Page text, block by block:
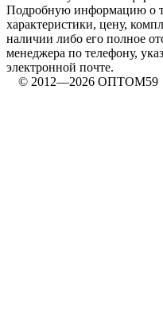
Подробную информацию о
характеристики, цену,
наличии либо его полное
менеджера по телефону,
электронной почте.
© 2012—2026 ОПТОМ59